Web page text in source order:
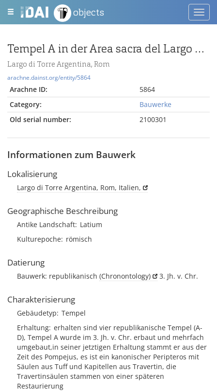
objects
Tempel A in der Area sacra del Largo Argentina
Largo di Torre Argentina, Rom
arachne.dainst.org/entity/5864
Arachne ID:
5864
Category:
Bauwerke
Old serial number:
2100301
Informationen zum Bauwerk
Lokalisierung
Largo di Torre Argentina, Rom, Italien,
Geographische Beschreibung
Antike Landschaft Latium
Kulturepoche römisch
Datierung
Bauwerk: republikanisch (Chronontology) 3. Jh. v. Chr.
Charakterisierung
Gebäudetyp Tempel
Erhaltung erhalten sind vier republikanische Tempel (A-
D), Tempel A wurde im 3. Jh. v. Chr. erbaut und mehrfach
umgebaut,in seiner jetztigen Erhaltung stammt er aus der
Zeit des Pompejus, es ist ein kanonischer Peripteros mit
Säulen aus Tuff und Kapitellen aus Travertin, die
Travertinsäulen stammen von einer späteren
Restaurierung